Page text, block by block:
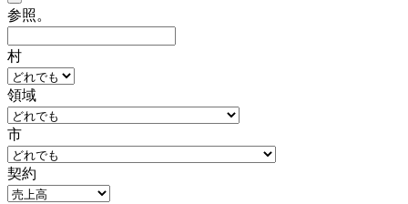
参照。
村
領域
市
契約